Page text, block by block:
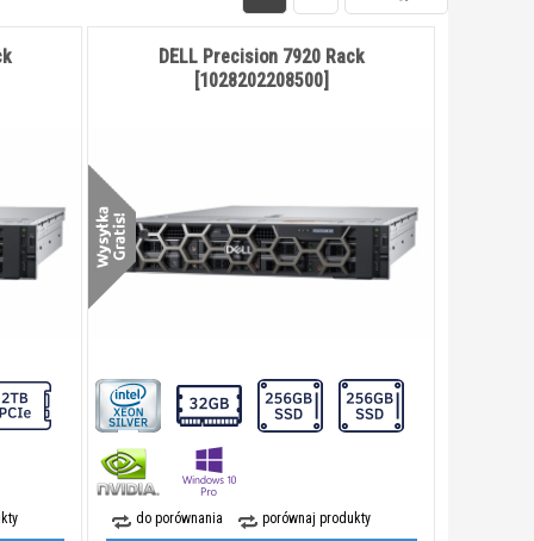
do porównania porównaj produkty
DELL Precision 7920 Rack
[1028202208500]